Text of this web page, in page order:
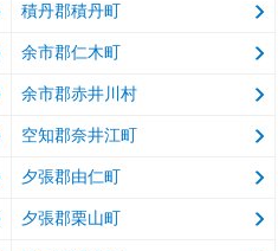
積丹郡積丹町
余市郡仁木町
余市郡赤井川村
空知郡奈井江町
夕張郡由仁町
夕張郡栗山町